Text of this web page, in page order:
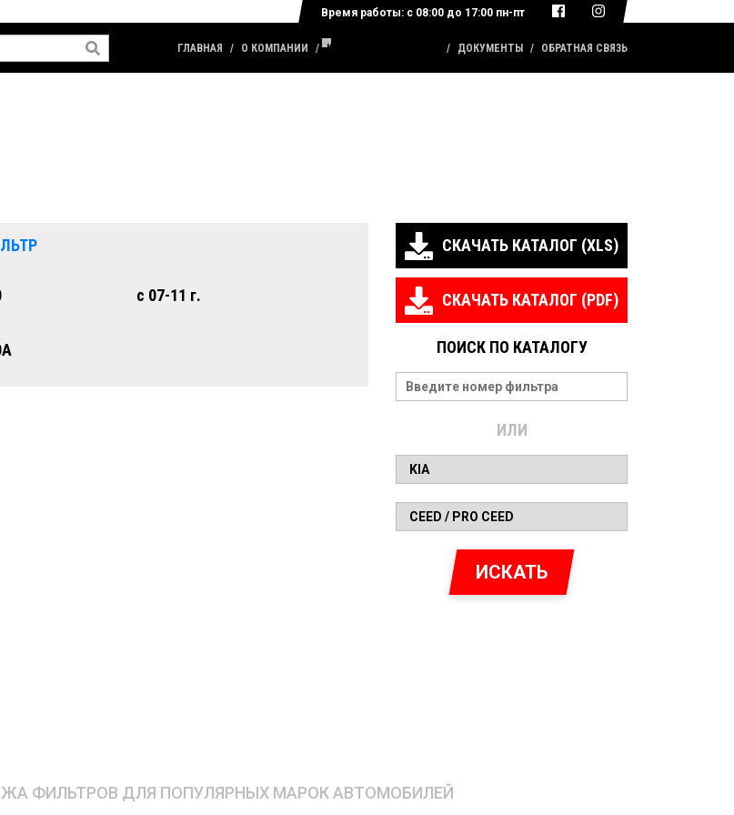
Время работы: с 08:00 до 17:00 пн-пт
ГЛАВНАЯ О КОМПАНИИ КАТАЛОГ ПРОДУКЦИИ ДОКУМЕНТЫ ОБРАТНАЯ СВЯЗЬ
с 07-11 г.
СКАЧАТЬ КАТАЛОГ (XLS)
СКАЧАТЬ КАТАЛОГ (PDF)
ПОИСК ПО КАТАЛОГУ
ИЛИ
ИСКАТЬ
ФИЛЬТРОВ ДЛЯ ПОПУЛЯРНЫХ МАРОК АВТОМОБИЛЕЙ